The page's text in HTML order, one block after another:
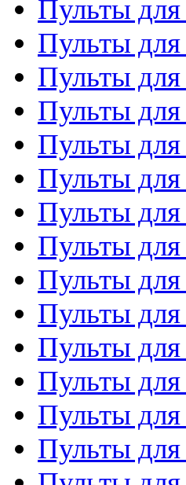
Пульты
Пульты
Пульты
Пульты
Пульты для
Пульты
Пульты
Пульты
Пульты для
Пульты
Пульты
Пульты
Пульты
Пульты